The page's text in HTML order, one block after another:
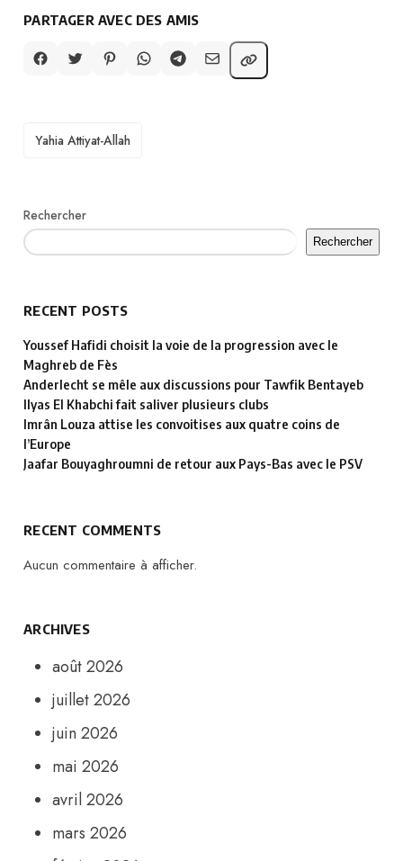
PARTAGER AVEC DES AMIS
TAGS
Yahia Attiyat-Allah
Rechercher
Rechercher
RECENT POSTS
Youssef Hafidi choisit la voie de la progression avec le
Maghreb de Fès
Anderlecht se mêle aux discussions pour Tawfik Bentayeb
Ilyas El Khabchi fait saliver plusieurs clubs
Imrân Louza attise les convoitises aux quatre coins de
l’Europe
Jaafar Bouyaghroumni de retour aux Pays-Bas avec le PSV
RECENT COMMENTS
Aucun commentaire à afficher.
ARCHIVES
août 2026
juillet 2026
juin 2026
mai 2026
avril 2026
mars 2026